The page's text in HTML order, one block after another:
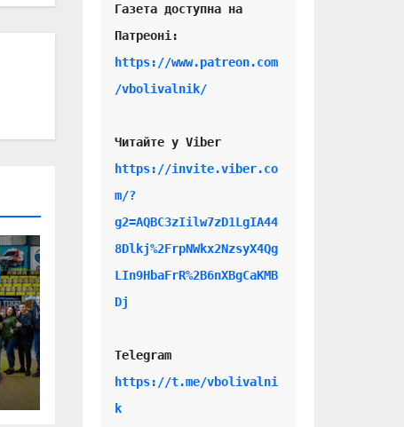
Газета доступна на
https://www.patreon.com
/vbolivalnik/
Читайте у Viber
https://invite.viber.co
m/?
g2=AQBC3zIilw7zD1LgIA44
8Dlkj%2FrpNWkx2NzsyX4Qg
LIn9HbaFrR%2B6nXBgCaKMB
Dj
Telegram
https://t.me/vbolivalni
k